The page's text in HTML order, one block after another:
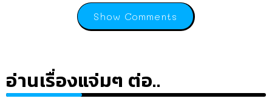
Show Comments
อ่านเรื่องแจ่มๆ ต่อ..